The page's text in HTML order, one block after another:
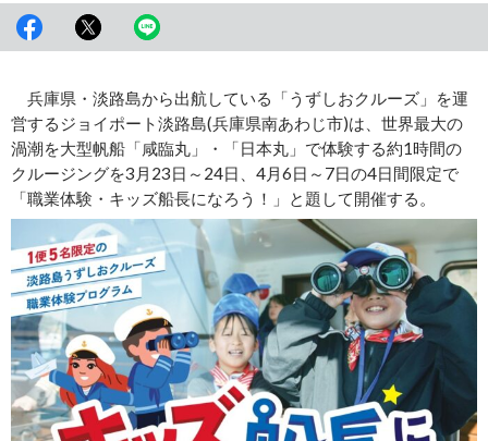
兵庫県・淡路島から出航している「うずしおクルーズ」を運
営するジョイポート淡路島(兵庫県南あわじ市)は、世界最大の
渦潮を大型帆船「咸臨丸」・「日本丸」で体験する約1時間の
クルージングを3月23日～24日、4月6日～7日の4日間限定で
「職業体験・キッズ船長になろう！」と題して開催する。